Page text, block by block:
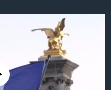
available